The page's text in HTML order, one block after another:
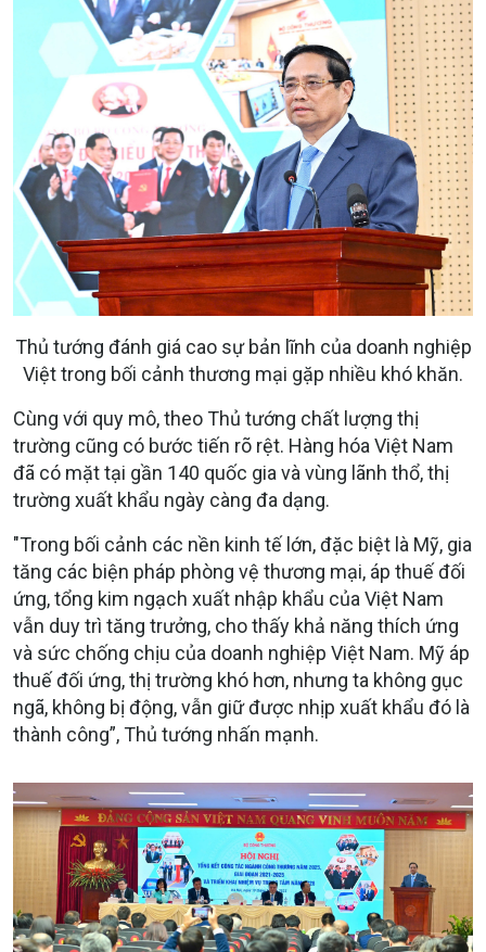
Thủ tướng đánh giá cao sự bản lĩnh của doanh nghiệp
Việt trong bối cảnh thương mại gặp nhiều khó khăn.
Cùng với quy mô, theo Thủ tướng chất lượng thị
trường cũng có bước tiến rõ rệt. Hàng hóa Việt Nam
đã có mặt tại gần 140 quốc gia và vùng lãnh thổ, thị
trường xuất khẩu ngày càng đa dạng.
"Trong bối cảnh các nền kinh tế lớn, đặc biệt là Mỹ, gia
tăng các biện pháp phòng vệ thương mại, áp thuế đối
ứng, tổng kim ngạch xuất nhập khẩu của Việt Nam
vẫn duy trì tăng trưởng, cho thấy khả năng thích ứng
và sức chống chịu của doanh nghiệp Việt Nam. Mỹ áp
thuế đối ứng, thị trường khó hơn, nhưng ta không gục
ngã, không bị động, vẫn giữ được nhịp xuất khẩu đó là
thành công”, Thủ tướng nhấn mạnh.